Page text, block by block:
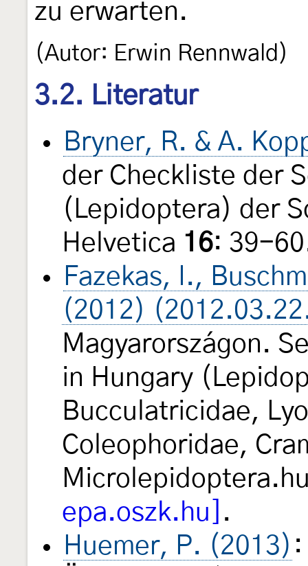
zu erwarten.
(Autor: Erwin Rennwald)
3.2. Literatur
Bryner, R. & A.
der Checkliste der
(Lepidoptera) der
Helvetica 16: 39-
Fazekas, I.,
(2012)
Magyarországon.
in Hungary
Bucculatricidae,
Coleophoridae,
epa.oszk.hu]
.
Huemer, P. (2013)